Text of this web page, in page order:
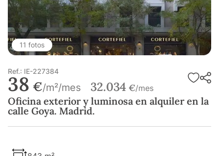
11 fotos
Ref.: IE-227384
38 €/m²/mes 32.034 €/mes
Oficina exterior y luminosa en alquiler en la
calle Goya. Madrid.